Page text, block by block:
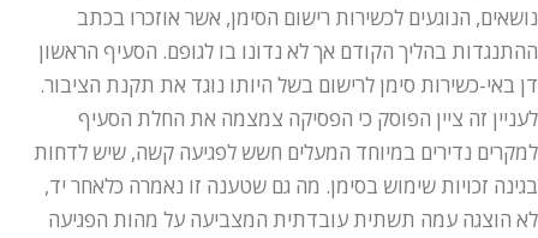
נושאים, הנוגעים לכשירות רישום הסימן, אשר אוזכרו בכתב
ההתנגדות בהליך הקודם אך לא נדונו בו לגופם. הסעיף הראשון
דן באי-כשירות סימן לרישום בשל היותו נוגד את תקנת הציבור.
לעניין זה ציין הפוסק כי הפסיקה צמצמה את החלת הסעיף
למקרים נדירים במיוחד המעלים חשש לפגיעה קשה, שיש לדחות
בגינה זכויות שימוש בסימן. מה גם שטענה זו נאמרה כלאחר יד,
לא הוצגה עמה תשתית עובדתית המצביעה על מהות הפגיעה